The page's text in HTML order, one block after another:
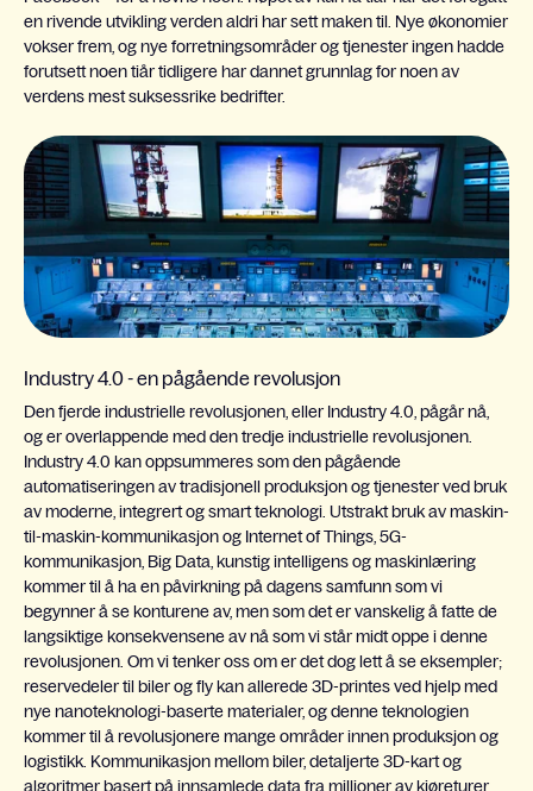
en rivende utvikling verden aldri har sett maken til. Nye økonomier
vokser frem, og nye forretningsområder og tjenester ingen hadde
forutsett noen tiår tidligere har dannet grunnlag for noen av
verdens mest suksessrike bedrifter.
Industry 4.0 - en pågående revolusjon
Den fjerde industrielle revolusjonen, eller Industry 4.0, pågår nå,
og er overlappende med den tredje industrielle revolusjonen.
Industry 4.0 kan oppsummeres som den pågående
automatiseringen av tradisjonell produksjon og tjenester ved bruk
av moderne, integrert og smart teknologi. Utstrakt bruk av maskin-
til-maskin-kommunikasjon og Internet of Things, 5G-
kommunikasjon, Big Data, kunstig intelligens og maskinlæring
kommer til å ha en påvirkning på dagens samfunn som vi
begynner å se konturene av, men som det er vanskelig å fatte de
langsiktige konsekvensene av nå som vi står midt oppe i denne
revolusjonen. Om vi tenker oss om er det dog lett å se eksempler;
reservedeler til biler og fly kan allerede 3D-printes ved hjelp med
nye nanoteknologi-baserte materialer, og denne teknologien
kommer til å revolusjonere mange områder innen produksjon og
logistikk. Kommunikasjon mellom biler, detaljerte 3D-kart og
algoritmer basert på innsamlede data fra millioner av kjøreturer